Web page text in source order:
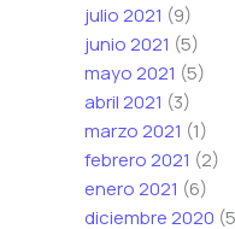
julio 2021 (9)
junio 2021 (5)
mayo 2021 (5)
abril 2021 (3)
marzo 2021 (1)
febrero 2021 (2)
enero 2021 (6)
diciembre 2020